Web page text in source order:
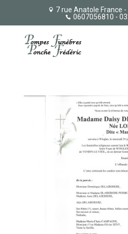
7 rue Anatole France -
0607056810 -